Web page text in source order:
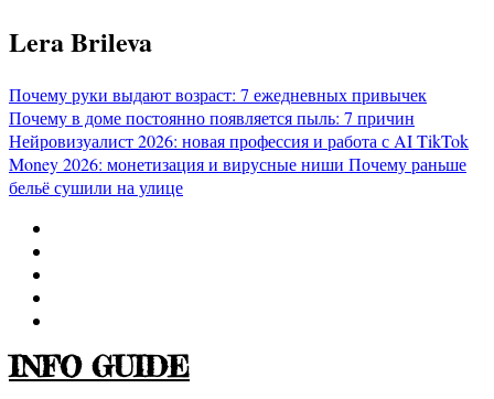
Перейти
к
Lera Brileva
Почему руки выдают возраст: 7 ежедневных привычек
Почему в доме постоянно появляется пыль: 7 причин
Нейровизуалист 2026: новая профессия и работа с AITikTok
Money 2026: монетизация и вирусные ниши Почему раньше
бельё сушили на улице
INFO GUIDE